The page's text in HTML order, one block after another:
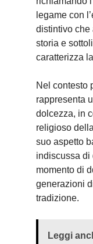
legame con
distintivo che
storia e
caratterizza
Nel contesto
rappresenta
dolcezza, in
religioso
suo aspetto
indiscussa di
momento di
generazioni
tradizione.
Leggi